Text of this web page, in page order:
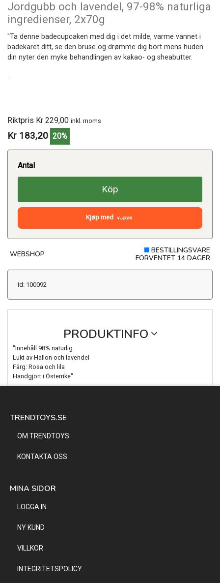
Jordgubb och lavendel, 97-98% naturliga
ingredienser, 2x70g
"Ta denne badecupcaken med dig i det milde, varme vannet i
badekaret ditt, se den bruse og drømme dig bort mens huden
din nyter den myke behandlingen av kakao- og sheabutter.
-
Riktpris Kr 229,00 inkl. moms
Kr 183,20 20%
Antal
Köp
Kjøp med
WEBSHOP
BESTILLINGSVARE
FORVENTET 14 DAGER
Id: 100092
PRODUKTINFO
"Innehåll 98% naturlig
Lukt av Hallon och lavendel
Färg: Rosa och lila
Handgjort i Österrike"
TRENDTOYS.SE
OM TRENDTOYS
KONTAKTA OSS
MINA SIDOR
LOGGA IN
NY KUND
VILLKOR
INTEGRITETSPOLICY